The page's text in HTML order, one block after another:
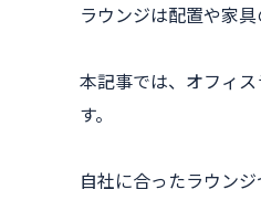
ラウンジは配置や家
本記事では、オフィ
す。
自社に合ったラウン